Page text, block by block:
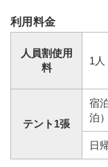
利用料金
人員割使用
料
1人
テント1張
宿
泊）
日